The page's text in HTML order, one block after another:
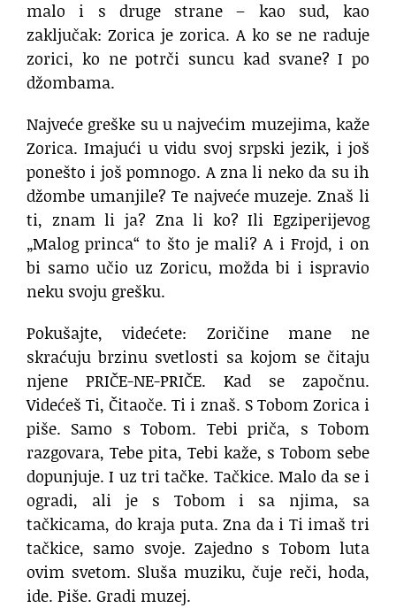
malo i s druge strane – kao sud, kao
zaključak: Zorica je zorica. A ko se ne raduje
zorici, ko ne potrči suncu kad svane? I po
džombama.
Najveće greške su u najvećim muzejima, kaže
Zorica. Imajući u vidu svoj srpski jezik, i još
ponešto i još pomnogo. A zna li neko da su ih
džombe umanjile? Te najveće muzeje. Znaš li
ti, znam li ja? Zna li ko? Ili Egziperijevog
„Malog princa“ to što je mali? A i Frojd, i on
bi samo učio uz Zoricu, možda bi i ispravio
neku svoju grešku.
Pokušajte, videćete: Zoričine mane ne
skraćuju brzinu svetlosti sa kojom se čitaju
njene PRIČE-NE-PRIČE. Kad se započnu.
Videćeš Ti, Čitaoče. Ti i znaš. S Tobom Zorica i
piše. Samo s Tobom. Tebi priča, s Tobom
razgovara, Tebe pita, Tebi kaže, s Tobom sebe
dopunjuje. I uz tri tačke. Tačkice. Malo da se i
ogradi, ali je s Tobom i sa njima, sa
tačkicama, do kraja puta. Zna da i Ti imaš tri
tačkice, samo svoje. Zajedno s Tobom luta
ovim svetom. Sluša muziku, čuje reči, hoda,
ide. Piše. Gradi muzej.